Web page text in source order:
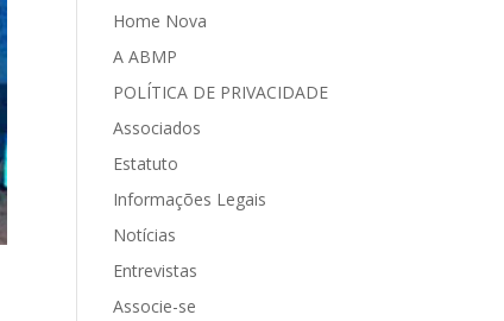
Home Nova
A ABMP
POLÍTICA DE PRIVACIDADE
Associados
Estatuto
Informações Legais
Notícias
Entrevistas
Associe-se